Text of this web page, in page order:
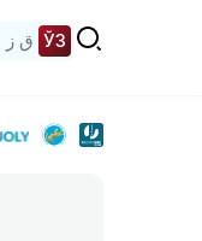
ق ز ЎЗ